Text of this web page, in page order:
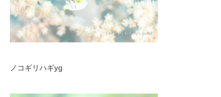
ノコギリハギyg